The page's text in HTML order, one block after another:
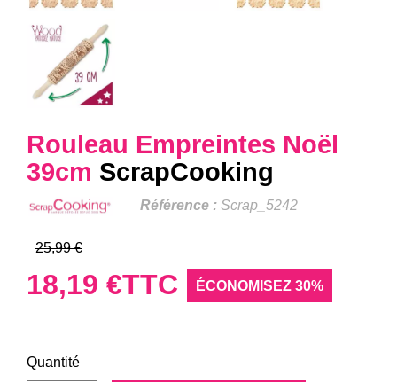
Rouleau Empreintes Noël
39cm ScrapCooking
Référence : Scrap_5242
25,99 €
18,19 €TTC ÉCONOMISEZ 30%
Quantité